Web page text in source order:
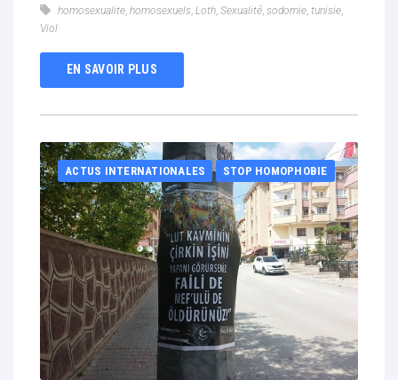
homosexualite homosexuels Loth Sexualité sodomie tunisie
Viol
EN SAVOIR PLUS
ACTUS INTERNATIONALES STOP HOMOPHOBIE